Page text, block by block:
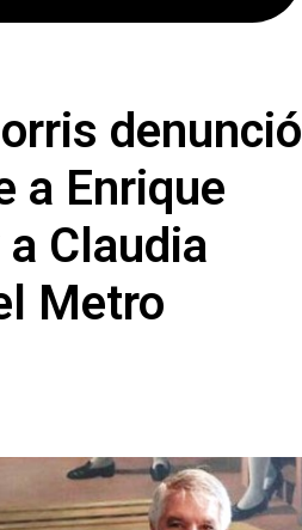
denunció
a Enrique
Claudia
Metro